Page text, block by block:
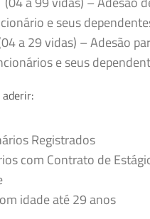
e seus
a 29 vidas) – Adesão
e seus
aderir:
Registrados
com Contrato de
idade até 29 anos